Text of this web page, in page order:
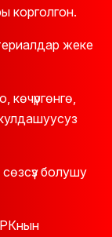
корголгон.
жеке
болушу